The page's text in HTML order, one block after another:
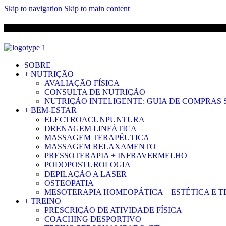
Skip to navigation Skip to main content
SOBRE
+ NUTRIÇÃO
AVALIAÇÃO FÍSICA
CONSULTA DE NUTRIÇÃO
NUTRIÇÃO INTELIGENTE: GUIA DE COMPRAS
+ BEM-ESTAR
ELECTROACUNPUNTURA
DRENAGEM LINFÁTICA
MASSAGEM TERAPÊUTICA
MASSAGEM RELAXAMENTO
PRESSOTERAPIA + INFRAVERMELHO
PODOPOSTUROLOGIA
DEPILAÇÃO A LASER
OSTEOPATIA
MESOTERAPIA HOMEOPÁTICA – ESTÉTICA E
+ TREINO
PRESCRIÇÃO DE ATIVIDADE FÍSICA
COACHING DESPORTIVO